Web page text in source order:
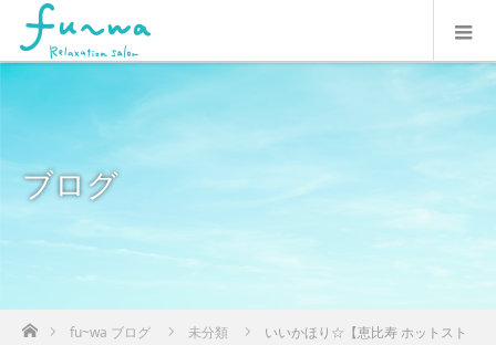
ブログ
ホームfu~wa ブログ 未分類
いいかほり☆【恵比寿 ホットスト